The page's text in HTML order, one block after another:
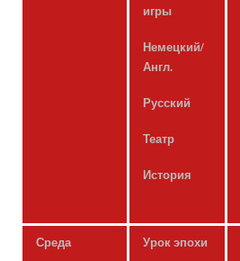
игры
Немецкий/
Англ.
Русский
Театр
История
Среда Урок эпохи